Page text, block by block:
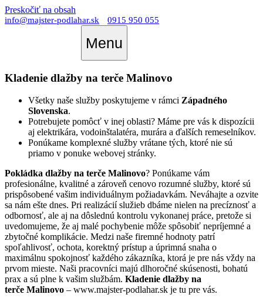
Preskočiť na obsah
info@majster-podlahar.sk 0915 950 055
Menu
Kladenie dlažby na terče Malinovo
Všetky naše služby poskytujeme v rámci Západného
Slovenska.
Potrebujete pomôcť v inej oblasti? Máme pre vás k dispozícii
aj elektrikára, vodoinštalatéra, murára a ďalších remeselníkov.
Ponúkame komplexné služby vrátane tých, ktoré nie sú
priamo v ponuke webovej stránky.
Pokládka dlažby na terče Malinovo? Ponúkame vám
profesionálne, kvalitné a zároveň cenovo rozumné služby, ktoré sú
prispôsobené vašim individuálnym požiadavkám. Neváhajte a ozvite
sa nám ešte dnes. Pri realizácií služieb dbáme nielen na precíznosť a
odbornosť, ale aj na dôslednú kontrolu vykonanej práce, pretože si
uvedomujeme, že aj malé pochybenie môže spôsobiť nepríjemné a
zbytočné komplikácie. Medzi naše firemné hodnoty patrí
spoľahlivosť, ochota, korektný prístup a úprimná snaha o
maximálnu spokojnosť každého zákazníka, ktorá je pre nás vždy na
prvom mieste. Naši pracovníci majú dlhoročné skúsenosti, bohatú
prax a sú plne k vašim službám. Kladenie dlažby na
terče Malinovo – www.majster-podlahar.sk je tu pre vás.